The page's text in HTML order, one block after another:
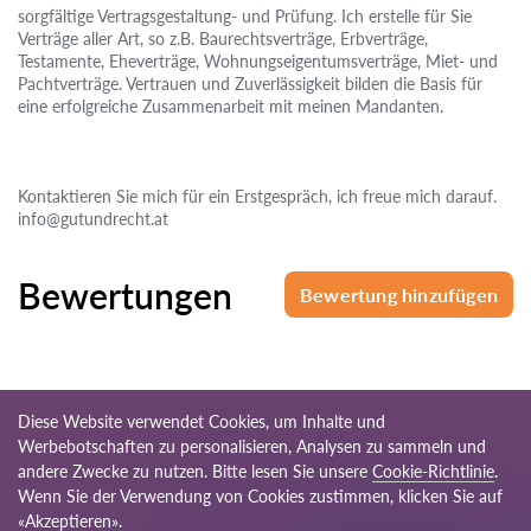
sorgfältige Vertragsgestaltung- und Prüfung. Ich erstelle für Sie
Verträge aller Art, so z.B. Baurechtsverträge, Erbverträge,
Testamente, Eheverträge, Wohnungseigentumsverträge, Miet- und
Pachtverträge. Vertrauen und Zuverlässigkeit bilden die Basis für
eine erfolgreiche Zusammenarbeit mit meinen Mandanten.
Kontaktieren Sie mich für ein Erstgespräch, ich freue mich darauf.
info@gutundrecht.at
Bewertungen Bewertung hinzufügen
© 2026 Anwalte-at.com
Diese Website verwendet Cookies, um Inhalte und
Werbebotschaften zu personalisieren, Analysen zu sammeln und
andere Zwecke zu nutzen. Bitte lesen Sie unsere Cookie-Richtlinie.
Wenn Sie der Verwendung von Cookies zustimmen, klicken Sie auf
«Akzeptieren».